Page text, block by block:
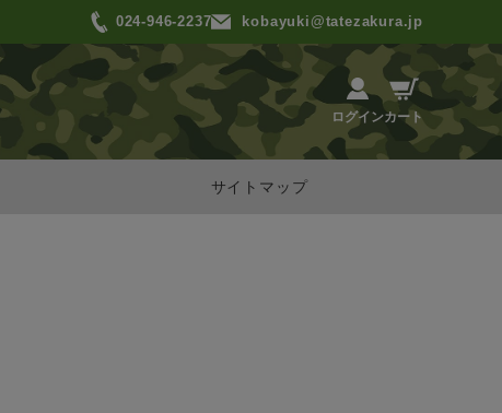
024-946-2237 kobayuki@tatezakura.jp
ログインカート
サイトマップ